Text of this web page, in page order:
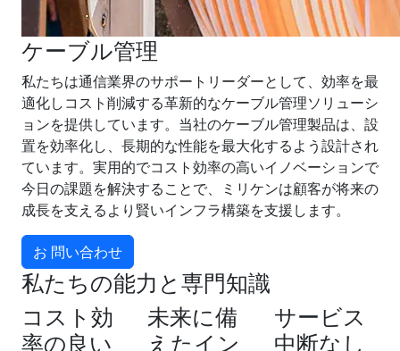
ケーブル管理
私たちは通信業界のサポートリーダーとして、効率を最
適化しコスト削減する革新的なケーブル管理ソリューシ
ョンを提供しています。当社のケーブル管理製品は、設
置を効率化し、長期的な性能を最大化するよう設計され
ています。実用的でコスト効率の高いイノベーションで
今日の課題を解決することで、ミリケンは顧客が将来の
成長を支えるより賢いインフラ構築を支援します。
お 問い合わせ
私たちの能力と専門知識
コスト効
率の良い
未来に備
えたイン
サービス
中断なし